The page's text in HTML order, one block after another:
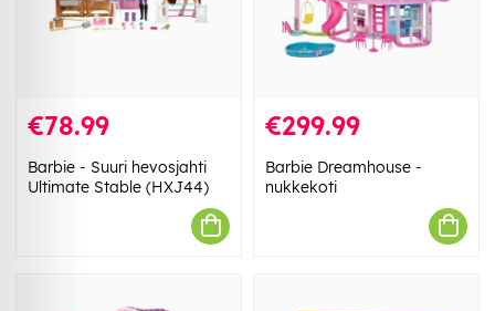
€78.99
Barbie - Suuri hevosjahti
Ultimate Stable (HXJ44)
€299.99
Barbie Dreamhouse -
nukkekoti